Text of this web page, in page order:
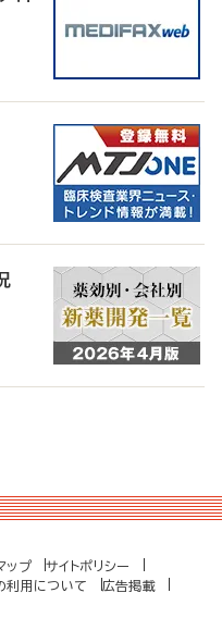
ップ
サイトポリシー
利用について
広告掲載